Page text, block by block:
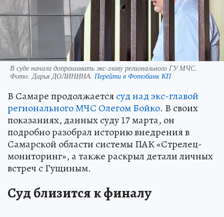
В суде начали допрашивать экс-главу регионального ГУ МЧС.
Фото: Дарья ДОЛИНИНА. Перейти в Фотобанк КП
В Самаре продолжаетсясуд над экс-главой
регионального МЧС Олегом Бойко. В своих
показаниях, данных суду 17 марта, он
подробно разобрал историю внедрения в
Самарской области системы ПАК «Стрелец-
мониторинг», а также раскрыл детали личных
встреч с Гущиным.
Суд близится к финалу